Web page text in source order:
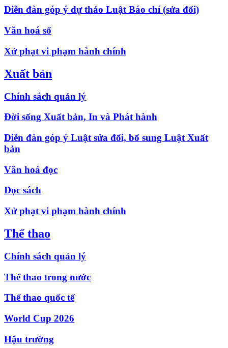
Diễn đàn góp ý dự thảo Luật Báo chí (sửa đổi)
Văn hoá số
Xử phạt vi phạm hành chính
Xuất bản
Chính sách quản lý
Đời sống Xuất bản, In và Phát hành
Diễn đàn góp ý Luật sửa đổi, bổ sung Luật Xuất
bản
Văn hoá đọc
Đọc sách
Xử phạt vi phạm hành chính
Thể thao
Chính sách quản lý
Thể thao trong nước
Thể thao quốc tế
World Cup 2026
Hậu trường